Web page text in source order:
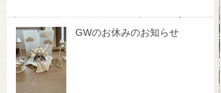
GWのお休みのお知らせ